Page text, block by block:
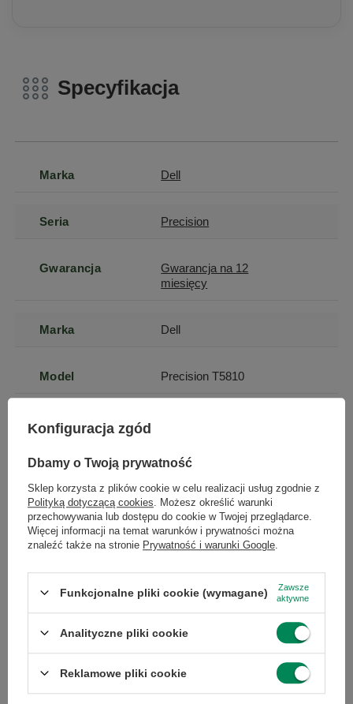
Specyfikacja
Marka Dell
Seria Precision
Gwarancja
Gwarancja na 12
miesięcy
Marka Dell
Model Precision T5810
Model
procesora
Seria Intel Xeon E5
Seria procesora Intel Xeon E5
Taktowanie
bazowe
3.7
Pamięć
podręczna
10
Konfiguracja zgód
Dbamy o Twoją prywatność
Sklep korzysta z plików cookie w celu realizacji usług zgodnie z
Polityką dotyczącą cookies . Możesz określić warunki
przechowywania lub dostępu do cookie w Twojej przeglądarce.
Więcej informacji na temat warunków i prywatności można
znaleźć także na stronie Prywatność i warunki Google
Funkcjonalne pliki cookie (wymagane)
Zawsze
aktywne
Analityczne pliki cookie
Reklamowe pliki cookie